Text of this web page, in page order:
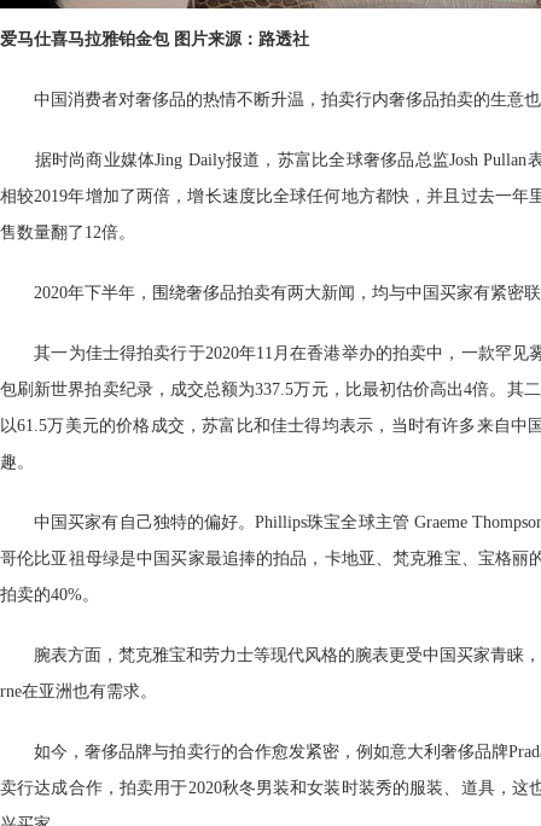
爱马仕喜马拉雅铂金包 图片来源：路透社
中国消费者对奢侈品的热情不断升温，拍卖行内奢侈品拍卖的生意
据时尚商业媒体Jing Daily报道，苏富比全球奢侈品总监Josh Pullan
相较2019年增加了两倍，增长速度比全球任何地方都快，并且过去一年
售数量翻了12倍。
2020年下半年，围绕奢侈品拍卖有两大新闻，均与中国买家有紧密
其一为佳士得拍卖行于2020年11月在香港举办的拍卖中，一款罕见
包刷新世界拍卖纪录，成交总额为337.5万元，比最初估价高出4倍。其
以61.5万美元的价格成交，苏富比和佳士得均表示，当时有许多来自中
趣。
中国买家有自己独特的偏好。Phillips珠宝全球主管 Graeme
哥伦比亚祖母绿是中国买家最追捧的拍品，卡地亚、梵克雅宝、宝格丽
拍卖的40%。
腕表方面，梵克雅宝和劳力士等现代风格的腕表更受中国买家青睐，
rne在亚洲也有需求。
如今，奢侈品牌与拍卖行的合作愈发紧密，例如意大利奢侈品牌
卖行达成合作，拍卖用于2020秋冬男装和女装时装秀的服装、道具，这